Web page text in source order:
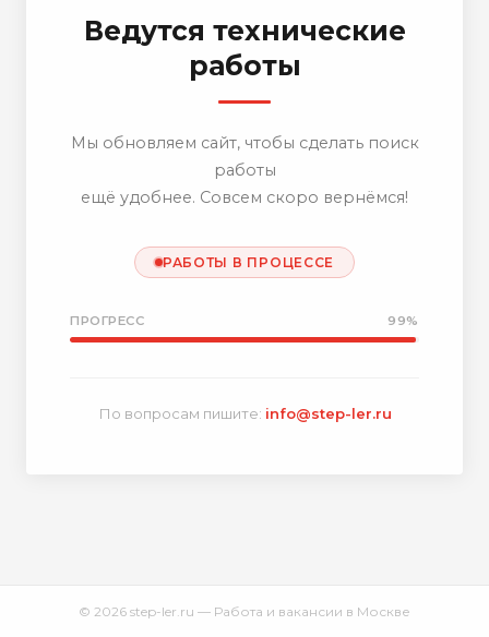
Ведутся технические
работы
Мы обновляем сайт, чтобы сделать поиск
работы
ещё удобнее. Совсем скоро вернёмся!
РАБОТЫ В ПРОЦЕССЕ
ПРОГРЕСС 99%
По вопросам пишите: info@step-ler.ru
© 2026 step-ler.ru — Работа и вакансии в Москве